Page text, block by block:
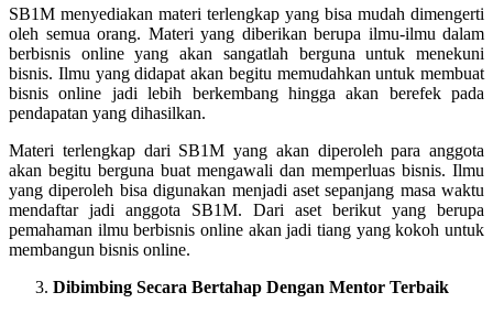
SB1M menyediakan materi terlengkap yang bisa mudah dimengerti
oleh semua orang. Materi yang diberikan berupa ilmu-ilmu dalam
berbisnis online yang akan sangatlah berguna untuk menekuni
bisnis. Ilmu yang didapat akan begitu memudahkan untuk membuat
bisnis online jadi lebih berkembang hingga akan berefek pada
pendapatan yang dihasilkan.
Materi terlengkap dari SB1M yang akan diperoleh para anggota
akan begitu berguna buat mengawali dan memperluas bisnis. Ilmu
yang diperoleh bisa digunakan menjadi aset sepanjang masa waktu
mendaftar jadi anggota SB1M. Dari aset berikut yang berupa
pemahaman ilmu berbisnis online akan jadi tiang yang kokoh untuk
membangun bisnis online.
Dibimbing Secara Bertahap Dengan Mentor Terbaik